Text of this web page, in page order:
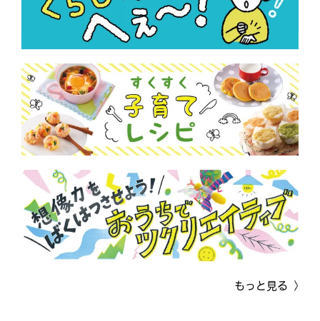
もっと見る